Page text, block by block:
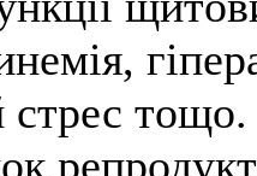
стрес